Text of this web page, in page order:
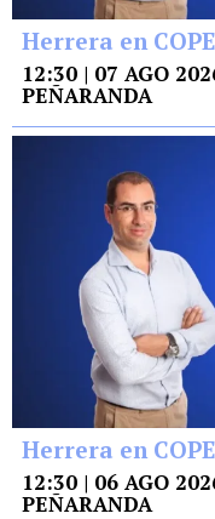
Herrera en COPE
12:30 | 07 AGO
PEÑARANDA
Herrera en COPE
12:30 | 06 AGO
PEÑARANDA